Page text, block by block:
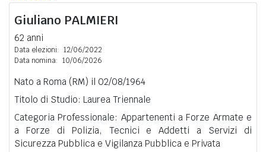
Giuliano PALMIERI
62 anni
Data elezioni: 12/06/2022
Data nomina: 10/06/2026
Nato a Roma (RM) il 02/08/1964
Titolo di Studio: Laurea Triennale
Categoria Professionale: Appartenenti a Forze Armate e
a Forze di Polizia, Tecnici e Addetti a Servizi di
Sicurezza Pubblica e Vigilanza Pubblica e Privata